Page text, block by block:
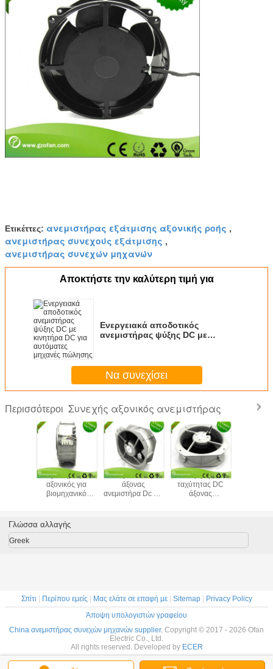
Ετικέττες: ανεμιστήρας εξάτμισης αξονικής ροής ,
ανεμιστήρας συνεχούς εξάτμισης ,
ανεμιστήρας συνεχών μηχανών
Αποκτήστε την καλύτερη τιμή για
Ενεργειακά αποδοτικός
ανεμιστήρας ψύξης DC με
Να συνεχίσει
Περισσότεροι Συνεχής αξονικός ανεμιστήρας
Ανεμιστήρας DC
αξονικός για
βιομηχανικό
καθαρισμού,
θέρμανση και
Συμπίεστος
άξονας
ανεμιστήρα Dc για
εκτυπωτή
Υψηλής
ταχύτητας DC
άξονας
σταθμός φόρτισης
διάσπασης
μηχανές
Γλώσσα αλλαγής
Greek
Σπίτι Περίπου εμείς Μας ελάτε σε επαφή με| Sitemap|
Privacy Policy
Άποψη υπολογιστών γραφείου
China ανεμιστήρας συνεχών μηχανών supplier. Copyright © 2017 - 2026 Ofan
Electric Co., Ltd.
All rights reserved. Developed by ECER